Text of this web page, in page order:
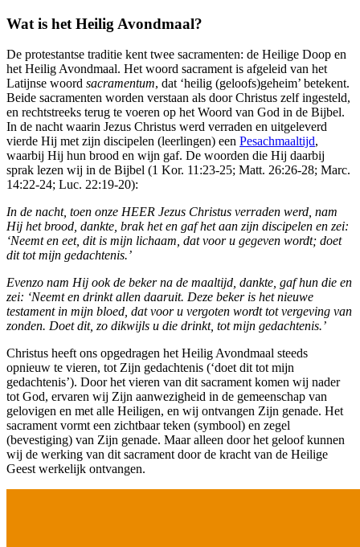
Wat is het Heilig Avondmaal?
De protestantse traditie kent twee sacramenten: de Heilige Doop en
het Heilig Avondmaal. Het woord sacrament is afgeleid van het
Latijnse woord sacramentum, dat ‘heilig (geloofs)geheim’ betekent.
Beide sacramenten worden verstaan als door Christus zelf ingesteld,
en rechtstreeks terug te voeren op het Woord van God in de Bijbel.
In de nacht waarin Jezus Christus werd verraden en uitgeleverd
vierde Hij met zijn discipelen (leerlingen) een Pesachmaaltijd,
waarbij Hij hun brood en wijn gaf. De woorden die Hij daarbij
sprak lezen wij in de Bijbel (1 Kor. 11:23-25; Matt. 26:26-28; Marc.
14:22-24; Luc. 22:19-20):
In de nacht, toen onze HEER Jezus Christus verraden werd, nam
Hij het brood, dankte, brak het en gaf het aan zijn discipelen en zei:
‘Neemt en eet, dit is mijn lichaam, dat voor u gegeven wordt; doet
dit tot mijn gedachtenis.’
Evenzo nam Hij ook de beker na de maaltijd, dankte, gaf hun die en
zei: ‘Neemt en drinkt allen daaruit. Deze beker is het nieuwe
testament in mijn bloed, dat voor u vergoten wordt tot vergeving van
zonden. Doet dit, zo dikwijls u die drinkt, tot mijn gedachtenis.’
Christus heeft ons opgedragen het Heilig Avondmaal steeds
opnieuw te vieren, tot Zijn gedachtenis (‘doet dit tot mijn
gedachtenis’). Door het vieren van dit sacrament komen wij nader
tot God, ervaren wij Zijn aanwezigheid in de gemeenschap van
gelovigen en met alle Heiligen, en wij ontvangen Zijn genade. Het
sacrament vormt een zichtbaar teken (symbool) en zegel
(bevestiging) van Zijn genade. Maar alleen door het geloof kunnen
wij de werking van dit sacrament door de kracht van de Heilige
Geest werkelijk ontvangen.